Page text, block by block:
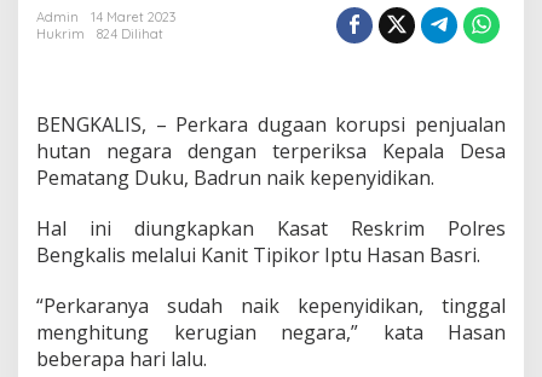
s
P
e
j
u
a
n
L
Admin
14 Maret 2023
Hukrim
824 Dilihat
BENGKALIS, – Perkara dugaan korupsi penjualan
hutan negara dengan terperiksa Kepala Desa
Pematang Duku, Badrun naik kepenyidikan.
Hal ini diungkapkan Kasat Reskrim Polres
Bengkalis melalui Kanit Tipikor Iptu Hasan Basri.
“Perkaranya sudah naik kepenyidikan, tinggal
menghitung kerugian negara,” kata Hasan
beberapa hari lalu.